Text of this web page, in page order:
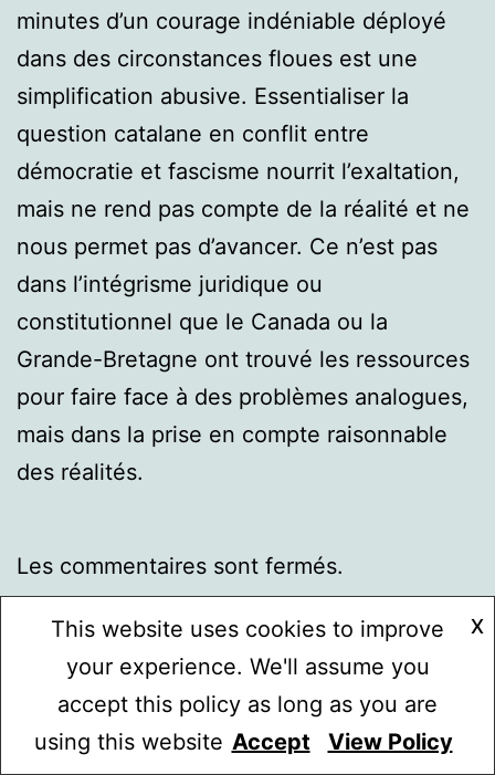
minutes d’un courage indéniable déployé
dans des circonstances floues est une
simplification abusive. Essentialiser la
question catalane en conflit entre
démocratie et fascisme nourrit l’exaltation,
mais ne rend pas compte de la réalité et ne
nous permet pas d’avancer. Ce n’est pas
dans l’intégrisme juridique ou
constitutionnel que le Canada ou la
Grande-Bretagne ont trouvé les ressources
pour faire face à des problèmes analogues,
mais dans la prise en compte raisonnable
des réalités.
Les commentaires sont fermés.
Navigation
de
Publication précédente
Lettre de félicitations à Eurostar,
This website uses cookies to improve
your experience. We'll assume you
accept this policy as long as you are
using this website
X
Accept View Policy
Mode sombre :